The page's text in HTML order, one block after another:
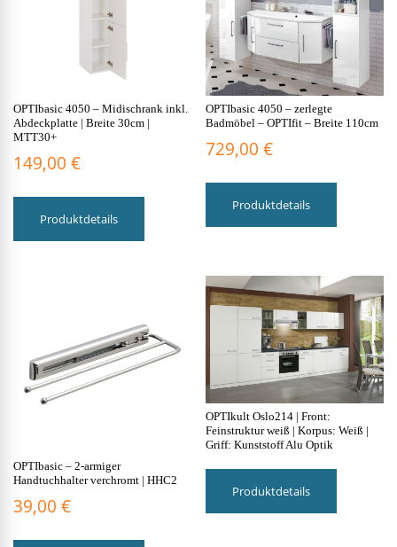
OPTIbasic 4050 – Midischrank inkl.
Abdeckplatte | Breite 30cm |
MTT30+
149,00 €
Produktdetails
Dieses
mehrere
können
auf
der
Produktseite
OPTIbasic 4050 – zerlegte
Badmöbel – OPTIfit – Breite 110cm
729,00€
Produktdetails
Dieses
mehrere
Die
Optionen
können
auf
der
gewählt
OPTIbasic – 2-armiger
Handtuchhalter verchromt | HHC2
39,00 €
OPTIkult Oslo214 | Front:
Feinstruktur weiß | Korpus: Weiß |
Griff: Kunststoff Alu Optik
Produktdetails